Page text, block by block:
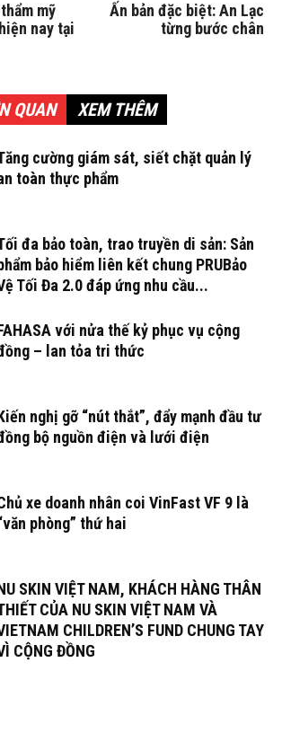
mỹ
nay tại
Ấn bản đặc biệt: An Lạc
từng bước chân
QUAN XEM THÊM
cường giám sát, siết chặt quản lý
toàn thực phẩm
đa bảo toàn, trao truyền di sản: Sản
bảo hiểm liên kết chung PRUBảo
Tối Đa 2.0 đáp ứng nhu cầu...
với nửa thế kỷ phục vụ cộng
– lan tỏa tri thức
nghị gỡ “nút thắt”, đẩy mạnh đầu tư
bộ nguồn điện và lưới điện
xe doanh nhân coi VinFast VF 9 là
phòng” thứ hai
SKIN VIỆT NAM, KHÁCH HÀNG THÂN
CỦA NU SKIN VIỆT NAM VÀ
CHILDREN’S FUND CHUNG TAY
CỘNG ĐỒNG